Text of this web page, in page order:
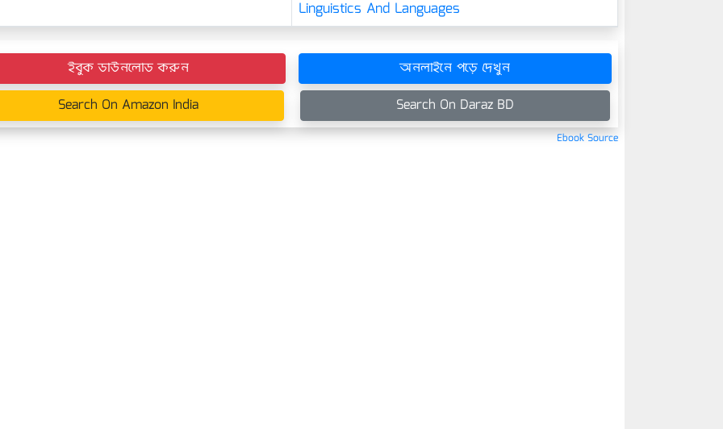
Linguistics And Languages
ইবুক ডাউনলোড করুন
অনলাইনে পড়ে দেখুন
Search On Amazon India
Search On Daraz BD
Ebook Source